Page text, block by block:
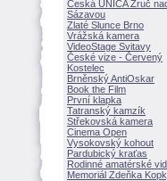
Česká UNICA Zruč
Sázavou
Zlaté Slunce Brno
Vrážská kamera
VideoStage Svitavy
České vize - Červený
Kostelec
Brněnský AntiOskar
Book the Film
První klapka
Tatranský kamzík
Střekovská kamera
Cinema Open
Vysokovský kohout
Pardubický kraťas
Rodinné amatérské
Memoriál Zdeňka